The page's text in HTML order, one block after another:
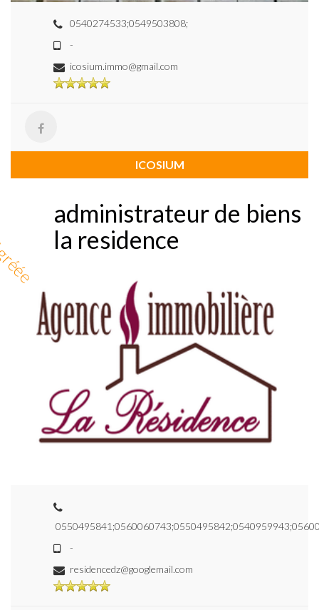
0540274533;0549503808;
-
icosium.immo@gmail.com
ICOSIUM
administrateur de biens
la residence
-
residencedz@googlemail.com